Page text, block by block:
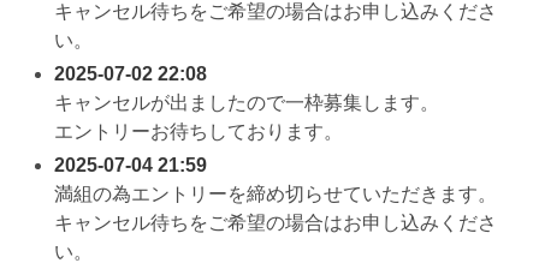
キャンセル待ちをご希望の場合はお申し込みくださ
い。
2025-07-02 22:08
キャンセルが出ましたので一枠募集します。
エントリーお待ちしております。
2025-07-04 21:59
満組の為エントリーを締め切らせていただきます。
キャンセル待ちをご希望の場合はお申し込みくださ
い。